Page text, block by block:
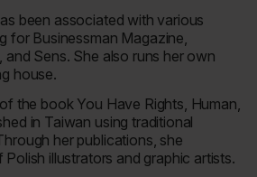
been associated with various
for Businessman Magazine
, and Sens. She also runs her own
house.
the book You Have Rights, Human
in Taiwan using traditional
her publications, she
illustrators and graphic artists.